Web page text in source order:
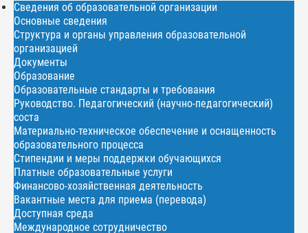
Сведения об образовательной организации
Основные сведения
Структура и органы управления образовательной
организацией
Документы
Образование
Образовательные стандарты и требования
Руководство. Педагогический (научно-педагогический)
соста
Материально-техническое обеспечение и оснащенность
образовательного процесса
Стипендии и меры поддержки обучающихся
Платные образовательные услуги
Финансово-хозяйственная деятельность
Вакантные места для приема (перевода)
Доступная среда
Международное сотрудничество